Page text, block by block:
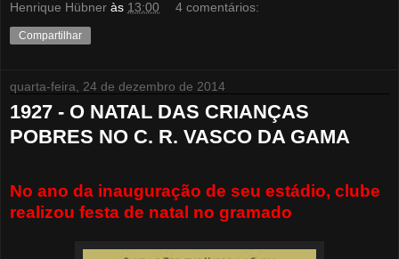
Henrique Hübner às 13:00 4 comentários:
Compartilhar
quarta-feira, 24 de dezembro de 2014
1927 - O NATAL DAS CRIANÇAS
POBRES NO C. R. VASCO DA GAMA
No ano da inauguração de seu estádio, clube
realizou festa de natal no gramado